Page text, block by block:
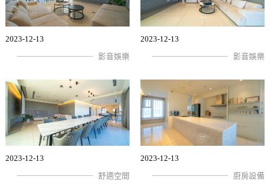
2023-12-13
影音娛樂
2023-12-13
影音娛樂
2023-12-13
舒適空間
2023-12-13
廚房設備